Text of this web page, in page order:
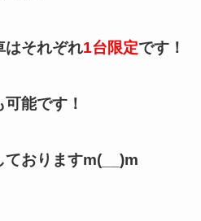
はそれぞれ1台限定です！
能です！
ておりますm(__)m